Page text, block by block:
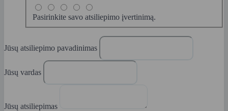
Pasirinkite savo atsiliepimo įvertinimą.
Jūsų atsiliepimo pavadinimas
Jūsų vardas
Jūsų atsiliepimas